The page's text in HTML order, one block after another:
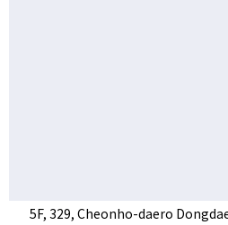
5F, 329, Cheonho-daero